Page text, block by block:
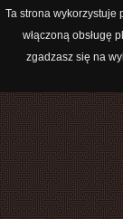
Ta strona wykorzystuje
włączoną obsługę
zgadzasz się na